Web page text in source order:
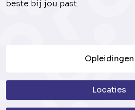
beste bij jou past.
Opleidingen
Locaties